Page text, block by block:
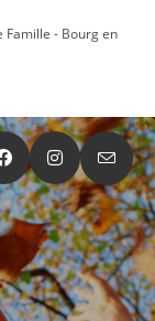
Famille - Bourg en